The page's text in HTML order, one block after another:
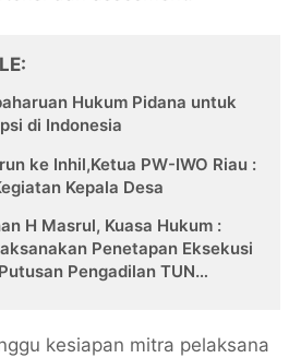
Hukum Pidana untuk
di Indonesia
ke Inhil,Ketua PW-IWO Riau :
Kepala Desa
H Masrul, Kuasa Hukum :
Penetapan Eksekusi
Pengadilan TUN
kesiapan mitra pelaksana